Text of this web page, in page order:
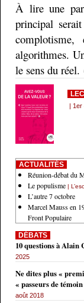
À lire une
principal
complotisme,
algorithmes.
le sens du
| 1er
ACTUALITÉS
Réunion-débat du
Le populisme |
L’autre 7 octobre
Marcel Mauss en
Front Populaire
DÉBATS
10 questions à Alain
2025
Ne dites plus «
« passeurs de
août 2018